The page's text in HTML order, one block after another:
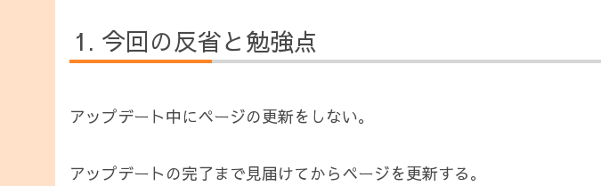
今回の反省と勉強点
アップデート中にページの更新をしない。
アップデートの完了まで見届けてからページを更新する。